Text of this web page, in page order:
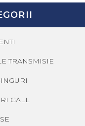
TRANSMISIE
GALL